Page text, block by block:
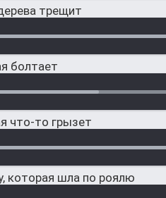
трещит
болтает
что-то грызет
которая шла по роялю